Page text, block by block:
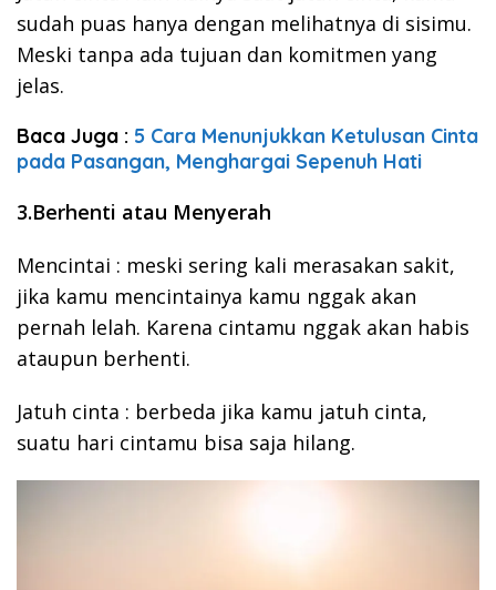
sudah puas hanya dengan melihatnya di sisimu.
Meski tanpa ada tujuan dan komitmen yang
jelas.
Baca Juga : 5 Cara Menunjukkan Ketulusan Cinta
pada Pasangan, Menghargai Sepenuh Hati
3.Berhenti atau Menyerah
Mencintai : meski sering kali merasakan sakit,
jika kamu mencintainya kamu nggak akan
pernah lelah. Karena cintamu nggak akan habis
ataupun berhenti.
Jatuh cinta : berbeda jika kamu jatuh cinta,
suatu hari cintamu bisa saja hilang.